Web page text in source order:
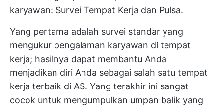
karyawan: Survei Tempat Kerja dan Pulsa.
Yang pertama adalah survei standar yang
mengukur pengalaman karyawan di tempat
kerja; hasilnya dapat membantu Anda
menjadikan diri Anda sebagai salah satu tempat
kerja terbaik di AS. Yang terakhir ini sangat
cocok untuk mengumpulkan umpan balik yang